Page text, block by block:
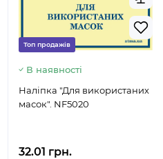
Топ продажів
В наявності
Наліпка "Для використаних
масок". NF5020
32.01 грн.